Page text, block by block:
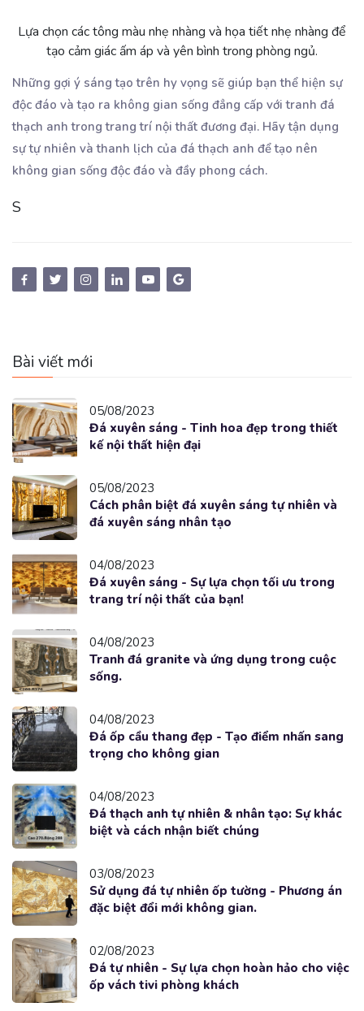
Lựa chọn các tông màu nhẹ nhàng và họa tiết nhẹ nhàng để
tạo cảm giác ấm áp và yên bình trong phòng ngủ.
Những gợi ý sáng tạo trên hy vọng sẽ giúp bạn thể hiện sự
độc đáo và tạo ra không gian sống đẳng cấp với tranh đá
thạch anh trong trang trí nội thất đương đại. Hãy tận dụng
sự tự nhiên và thanh lịch của đá thạch anh để tạo nên
không gian sống độc đáo và đầy phong cách.
S
Bài viết mới
05/08/2023
Đá xuyên sáng - Tinh hoa đẹp trong thiết
kế nội thất hiện đại
05/08/2023
Cách phân biệt đá xuyên sáng tự nhiên và
đá xuyên sáng nhân tạo
04/08/2023
Đá xuyên sáng - Sự lựa chọn tối ưu trong
trang trí nội thất của bạn!
04/08/2023
Tranh đá granite và ứng dụng trong cuộc
sống.
04/08/2023
Đá ốp cầu thang đẹp - Tạo điểm nhấn sang
trọng cho không gian
04/08/2023
Đá thạch anh tự nhiên & nhân tạo: Sự khác
biệt và cách nhận biết chúng
03/08/2023
Sử dụng đá tự nhiên ốp tường - Phương án
đặc biệt đổi mới không gian.
02/08/2023
Đá tự nhiên - Sự lựa chọn hoàn hảo cho việc
ốp vách tivi phòng khách